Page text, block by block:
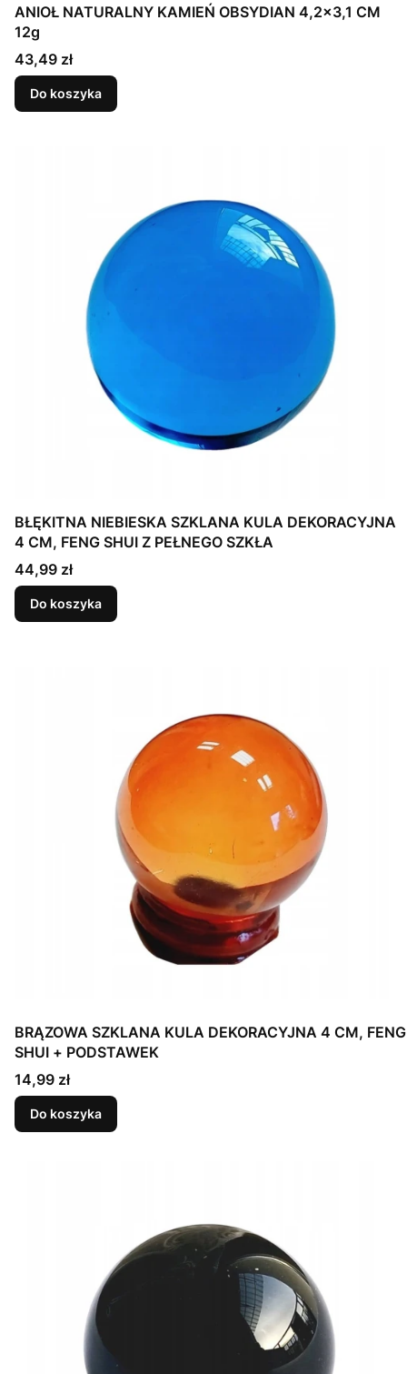
ANIOŁ NATURALNY KAMIEŃ OBSYDIAN 4,2x3,1 CM
12g
Cena
43,49 zł
Do koszyka
BŁĘKITNA NIEBIESKA SZKLANA KULA DEKORACYJNA
4 CM, FENG SHUI Z PEŁNEGO SZKŁA
Cena
44,99 zł
Do koszyka
BRĄZOWA SZKLANA KULA DEKORACYJNA 4 CM, FENG
SHUI + PODSTAWEK
Cena
14,99 zł
Do koszyka